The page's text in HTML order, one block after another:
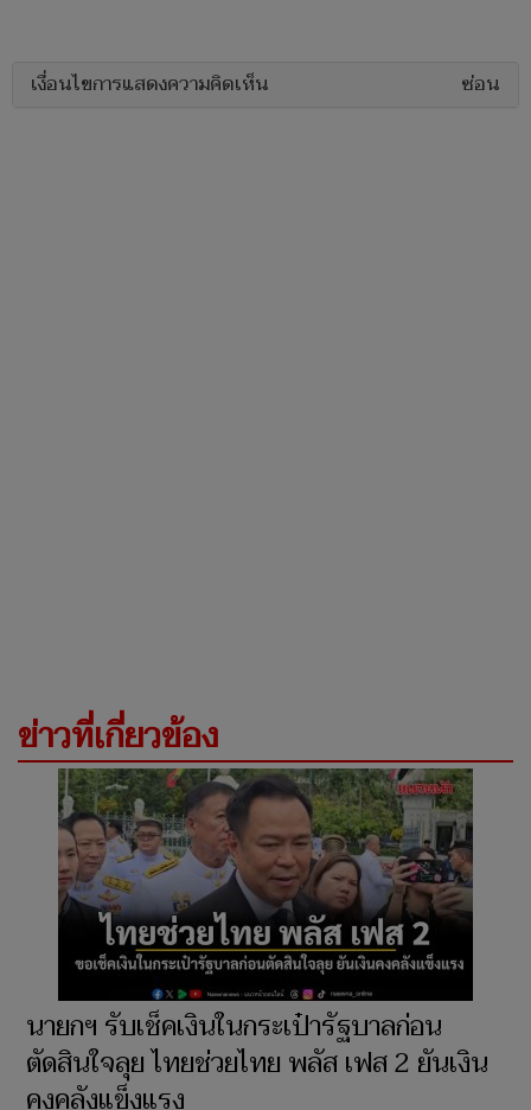
เงื่อนไขการแสดงความคิดเห็น ซ่อน
ข่าวที่เกี่ยวข้อง
นายกฯ รับเช็คเงินในกระเป๋ารัฐบาลก่อน
ตัดสินใจลุย ไทยช่วยไทย พลัส เฟส 2 ยันเงิน
คงคลังแข็งแรง